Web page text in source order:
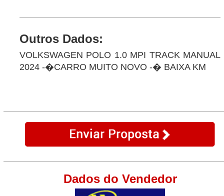
Outros Dados:
VOLKSWAGEN POLO 1.0 MPI TRACK MANUAL
2024 -�CARRO MUITO NOVO -� BAIXA KM
Dados do Vendedor